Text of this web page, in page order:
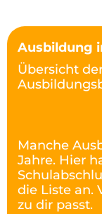
Ausbildung
Übersicht
Manche
Jahre. Hier
die Liste an.
zu dir passt.